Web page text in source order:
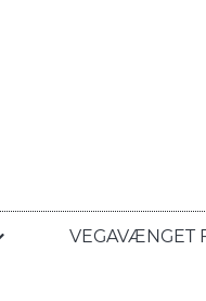
VEGAVÆNGET